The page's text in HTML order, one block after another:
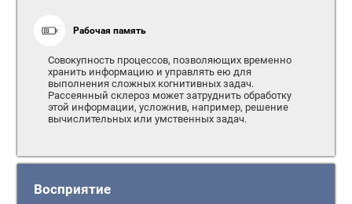
Рабочая память
Совокупность процессов, позволяющих временно
хранить информацию и управлять ею для
выполнения сложных когнитивных задач.
Рассеянный склероз может затруднить обработку
этой информации, усложнив, например, решение
вычислительных или умственных задач.
Восприятие